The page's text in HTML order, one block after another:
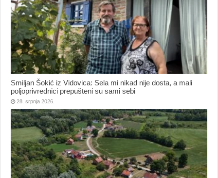
Smiljan Šokić iz Vidovica: Sela mi nikad nije dosta, a mali
poljoprivrednici prepušteni su sami sebi
28. srpnja 2026.